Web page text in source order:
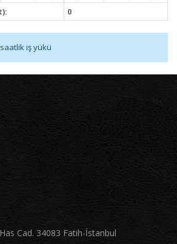
0
saatlik iş yükü
Cad. 34083 Fatih-İstanbul